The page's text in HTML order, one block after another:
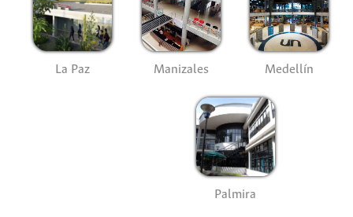
La Paz Manizales Medellín
Palmira